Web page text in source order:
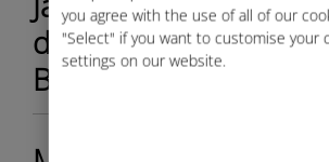
you agree with the use of all of our
"Select" if you want to customise your
settings on our website.
datový tarif Ubigi pro
BMW?